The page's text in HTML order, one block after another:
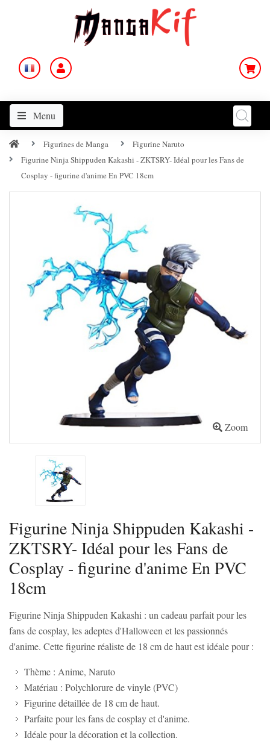
Menu
Figurines de Manga
Figurine Naruto
Figurine Ninja Shippuden Kakashi - ZKTSRY- Idéal pour les Fans de
Cosplay - figurine d'anime En PVC 18cm
Zoom
Figurine Ninja Shippuden Kakashi -
ZKTSRY- Idéal pour les Fans de
Cosplay - figurine d'anime En PVC
18cm
Figurine Ninja Shippuden Kakashi : un cadeau parfait pour les
fans de cosplay, les adeptes d'Halloween et les passionnés
d'anime. Cette figurine réaliste de 18 cm de haut est idéale pour :
Thème : Anime, Naruto
Matériau : Polychlorure de vinyle (PVC)
Figurine détaillée de 18 cm de haut.
Parfaite pour les fans de cosplay et d'anime.
Idéale pour la décoration et la collection.